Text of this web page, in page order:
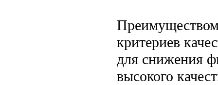
Преимуществом
критериев
для снижения
высокого